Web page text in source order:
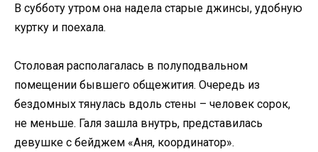
В субботу утром она надела старые джинсы, удобную
куртку и поехала.
Столовая располагалась в полуподвальном
помещении бывшего общежития. Очередь из
бездомных тянулась вдоль стены – человек сорок,
не меньше. Галя зашла внутрь, представилась
девушке с бейджем «Аня, координатор».